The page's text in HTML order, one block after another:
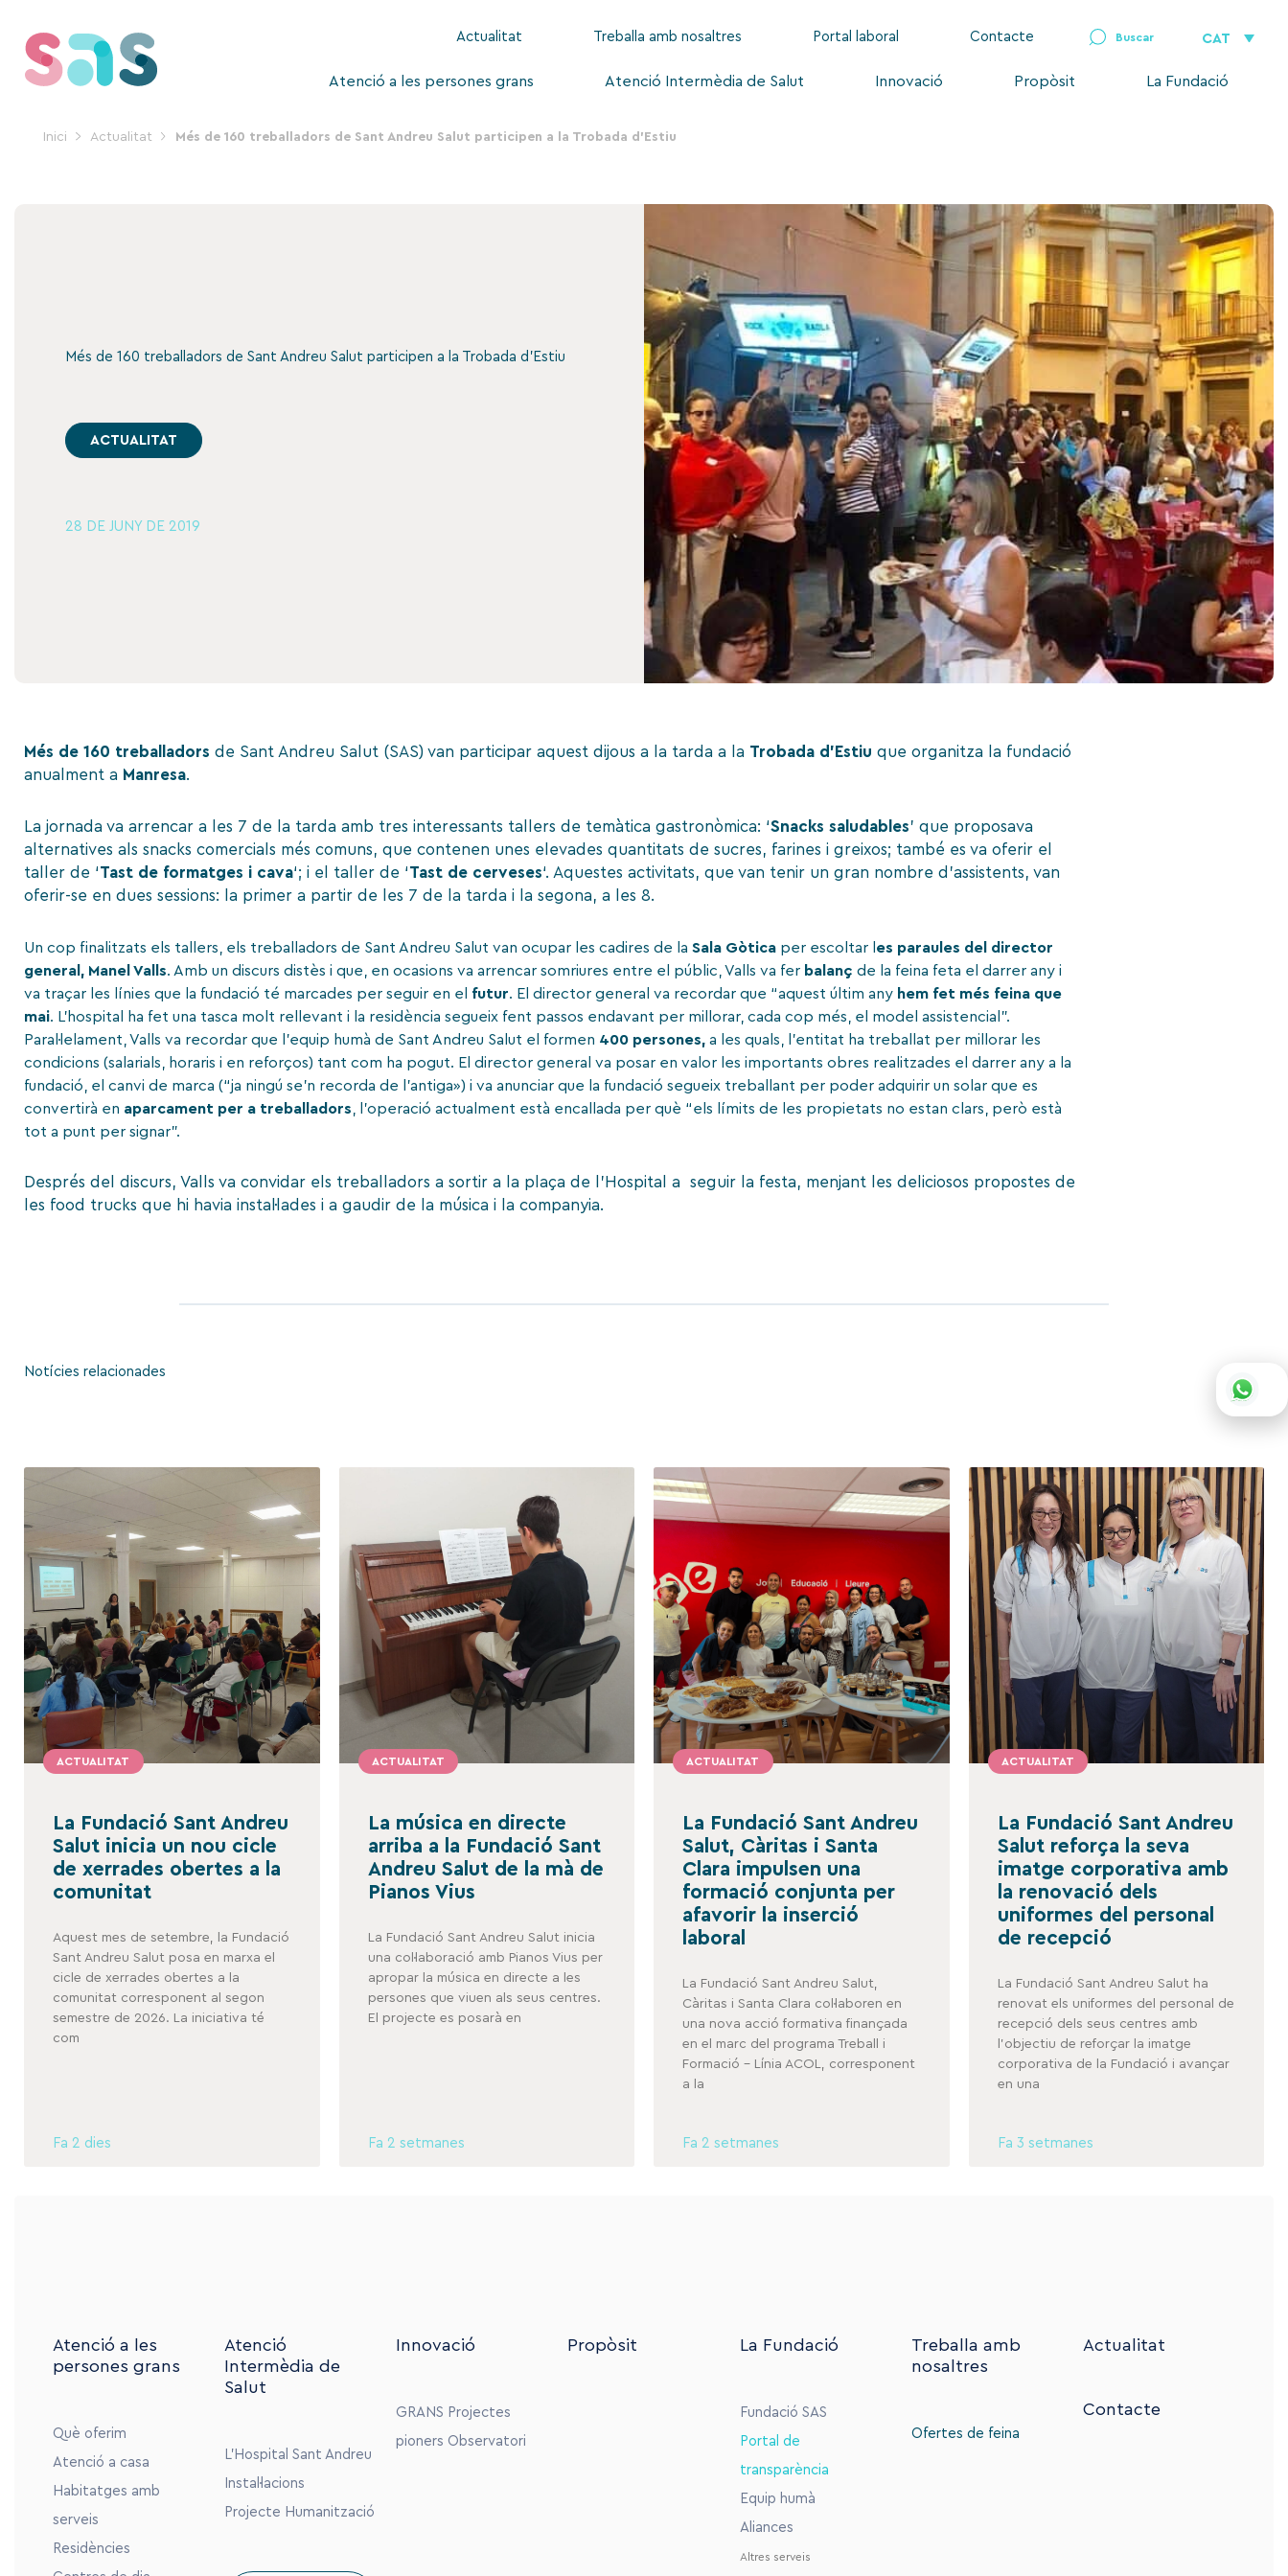
contingut
Actualitat Treballa amb nosaltres Portal laboral Contacte CAT
Atenció a les persones grans Atenció Intermèdia de Salut Innovació Propòsit La Fundació
Inici Actualitat Més de 160 treballadors de Sant Andreu Salut participen a la Trobada d’Estiu
Més de 160 treballadors de Sant Andreu Salut participen a la Trobada d’Estiu
ACTUALITAT
28 DE JUNY DE 2019
Més de 160 treballadors de Sant Andreu Salut (SAS) van participar aquest dijous a la tarda a la Trobada d’Estiu que organitza la fundació
anualment a Manresa.
La jornada va arrencar a les 7 de la tarda amb tres interessants tallers de temàtica gastronòmica: ‘Snacks saludables’ que proposava
alternatives als snacks comercials més comuns, que contenen unes elevades quantitats de sucres, farines i greixos; també es va oferir el
taller de ‘Tast de formatges i cava‘; i el taller de ‘Tast de cerveses‘. Aquestes activitats, que van tenir un gran nombre d’assistents, van
oferir-se en dues sessions: la primer a partir de les 7 de la tarda i la segona, a les 8.
Un cop finalitzats els tallers, els treballadors de Sant Andreu Salut van ocupar les cadires de la Sala Gòtica per escoltar l es paraules del director
general, Manel Valls. Amb un discurs distès i que, en ocasions va arrencar somriures entre el públic, Valls va fer balanç de la feina feta el darrer any i
va traçar les línies que la fundació té marcades per seguir en el futur. El director general va recordar que “aquest últim any hem fet més feina que
mai. L’hospital ha fet una tasca molt rellevant i la residència segueix fent passos endavant per millorar, cada cop més, el model assistencial”.
Paral·lelament, Valls va recordar que l’equip humà de Sant Andreu Salut el formen 400 persones, a les quals, l’entitat ha treballat per millorar les
condicions (salarials, horaris i en reforços) tant com ha pogut. El director general va posar en valor les importants obres realitzades el darrer any a la
fundació, el canvi de marca (“ja ningú se’n recorda de l’antiga») i va anunciar que la fundació segueix treballant per poder adquirir un solar que es
convertirà en aparcament per a treballadors , l’operació actualment està encallada per què “els límits de les propietats no estan clars, però està
tot a punt per signar”.
Després del discurs, Valls va convidar els treballadors a sortir a la plaça de l’Hospital a seguir la festa, menjant les deliciosos propostes de
les food trucks que hi havia instal·lades i a gaudir de la música i la companyia.
Notícies relacionades
ACTUALITAT
La Fundació Sant Andreu
Salut inicia un nou cicle
de xerrades obertes a la
comunitat
Aquest mes de setembre, la Fundació
Sant Andreu Salut posa en marxa el
cicle de xerrades obertes a la
comunitat corresponent al segon
semestre de 2026. La iniciativa té
com
Fa 2 dies
ACTUALITAT
La música en directe
arriba a la Fundació Sant
Andreu Salut de la mà de
Pianos Vius
La Fundació Sant Andreu Salut inicia
una col·laboració amb Pianos Vius per
apropar la música en directe a les
persones que viuen als seus centres.
El projecte es posarà en
Fa 2 setmanes
ACTUALITAT
La Fundació Sant Andreu
Salut, Càritas i Santa
Clara impulsen una
formació conjunta per
afavorir la inserció
laboral
La Fundació Sant Andreu Salut,
Càritas i Santa Clara col·laboren en
una nova acció formativa finançada
en el marc del programa Treball i
Formació – Línia ACOL, corresponent
a la
Fa 2 setmanes
ACTUALITAT
La Fundació Sant Andreu
Salut reforça la seva
imatge corporativa amb
la renovació dels
uniformes del personal
de recepció
La Fundació Sant Andreu Salut ha
renovat els uniformes del personal de
recepció dels seus centres amb
l’objectiu de reforçar la imatge
corporativa de la Fundació i avançar
en una
Fa 3 setmanes
Atenció a les
persones grans
Què oferim
Atenció a casa
Habitatges amb
serveis
Residències
Atenció
Intermèdia de
Salut
L’Hospital Sant Andreu
Instal·lacions
Projecte Humanització
Innovació
GRANS Projectes
pioners Observatori
Propòsit La Fundació
Fundació SAS
Portal de
transparència
Equip humà
Aliances
Altres serveis
Treballa amb
nosaltres
Ofertes de feina
Actualitat
Contacte